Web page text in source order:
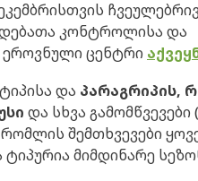
კონტროლისა და
ცენტრი
და პარაგრიპის,
და სხვა გამომწვევები
რომლის შემთხვევები
მიმდინარე